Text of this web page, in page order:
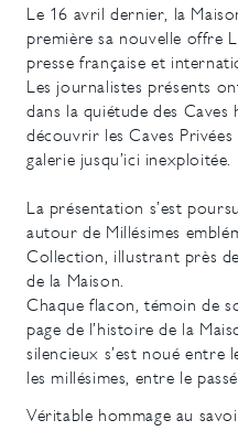
Le 16 avril dernier, la
première sa nouvelle offre
presse française et
Les journalistes présents
dans la quiétude des
découvrir les Caves
galerie jusqu’ici inexploitée.
La présentation s’est
autour de Millésimes
Collection, illustrant près
de la Maison.
Chaque flacon, témoin de
page de l’histoire de la
silencieux s’est noué entre
les millésimes, entre le
Véritable hommage au